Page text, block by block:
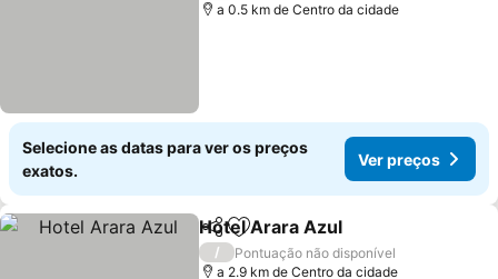
a 0.5 km de Centro da cidade
Selecione as datas para ver os preços
exatos.
Ver preços
PartilharAdicionar aos favoritos
Hotel Arara Azul
/
Pontuação não disponível
a 2.9 km de Centro da cidade